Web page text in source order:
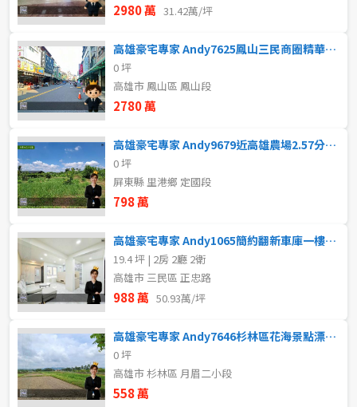
2980 萬 31.42萬/坪
高雄豪宅專家 Andy7625鳳山三民商圈精華超大地坪店面
0 坪
高雄市 鳳山區 鳳山段
2780 萬
高雄豪宅專家 Andy9679近高雄農場2.57分一般農牧用地
0 坪
屏東縣 里港鄉 定國段
798 萬
高雄豪宅專家 Andy1065簡約翻新車庫一樓2房雙衛
19.4 坪 | 2房 2廳 2衛
高雄市 三民區 正忠路
988 萬 50.93萬/坪
高雄豪宅專家 Andy7646杉林區花海景點漂亮農地
0 坪
高雄市 杉林區 月眉二小段
558 萬